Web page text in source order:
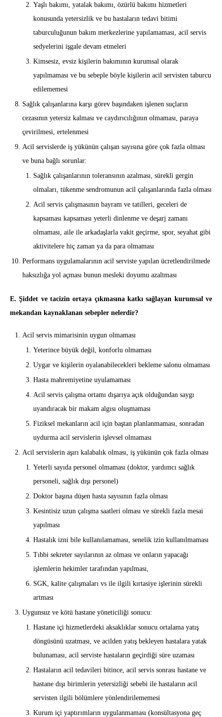
Yaşlı bakımı, yatalak bakımı, özürlü bakımı hizmetleri
konusunda yetersizlik ve bu hastaların tedavi bitimi
taburculuğunun bakım merkezlerine yapılamaması, acil servis
sedyelerini işgale devam etmeleri
Kimsesiz, evsiz kişilerin bakımının kurumsal olarak
yapılmaması ve bu sebeple böyle kişilerin acil servisten taburcu
edilememesi
Sağlık çalışanlarına karşı görev başındaken işlenen suçların
cezasının yetersiz kalması ve caydırıcılığının olmaması, paraya
çevirilmesi, ertelenmesi
Acil servislerde iş yükünün çalışan sayısına göre çok fazla olması
ve buna bağlı sorunlar:
Sağlık çalışanlarının toleransının azalması, sürekli gergin
olmaları, tükenme sendromunun acil çalışanlarında fazla olması
Acil servis çalışmasının bayram ve tatilleri, geceleri de
kapsaması kapsaması yeterli dinlenme ve deşarj zamanı
olmaması, aile ile arkadaşlarla vakit geçirme, spor, seyahat gibi
aktivitelere hiç zaman ya da para olmaması
Performans uygulamalarının acil serviste yapılan ücretlendirilmede
haksızlığa yol açması bunun mesleki doyumu azaltması
E. Şiddet ve tacizin ortaya çıkmasına katkı sağlayan kurumsal ve
mekandan kaynaklanan sebepler nelerdir?
Acil servis mimarisinin uygun olmaması
Yeterince büyük değil, konforlu olmaması
Uygar ve kişilerin oyalanabilecekleri bekleme salonu olmaması
Hasta mahremiyetine uyulamaması
Acil servis çalışma ortamı dışarıya açık olduğundan saygı
uyandıracak bir makam algısı oluşmaması
Fiziksel mekanların acil için baştan planlanmaması, sonradan
uydurma acil servislerin işlevsel olmaması
Acil servislerin aşırı kalabalık olması, iş yükünün çok fazla olması
Yeterli sayıda personel olmaması (doktor, yardımcı sağlık
personeli, sağlık dışı personel)
Doktor başına düşen hasta sayısının fazla olması
Kesintisiz uzun çalışma saatleri olması ve sürekli fazla mesai
yapılması
Hastalık izni bile kullanılamaması, senelik izin kullanılmaması
Tıbbi sekreter sayılarının az olması ve onların yapacağı
işlemlerin hekimler tarafından yapılması,
SGK, kalite çalışmaları vs ile ilgili kırtasiye işlerinin sürekli
artması
Uygunsuz ve kötü hastane yöneticiliği sonucu:
Hastane içi hizmetlerdeki aksaklıklar sonucu ortalama yatış
döngüsünü uzatması, ve acilden yatış bekleyen hastalara yatak
bulunaması, acil serviste hastaların geçirdiği süre uzaması
Hastaların acil tedavileri bitince, acil servis sonrası hastane ve
hastane dışı birimlerin yetersizliği sebebi ile hastaların acil
servisten ilgili bölümlere yönlendirilememesi
Kurum içi yaptırımların uygulanmaması (konsültasyona geç